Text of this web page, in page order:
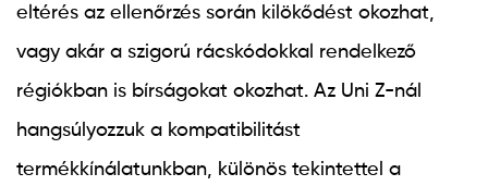
eltérés az ellenőrzés során kilökődést okozhat,
vagy akár a szigorú rácskódokkal rendelkező
régiókban is bírságokat okozhat. Az Uni Z-nál
hangsúlyozzuk a kompatibilitást
termékkínálatunkban, különös tekintettel a